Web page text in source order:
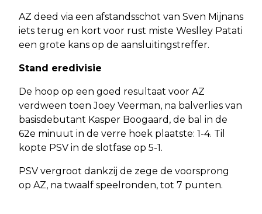
AZ deed via een afstandsschot van Sven Mijnans
iets terug en kort voor rust miste Weslley Patati
een grote kans op de aansluitingstreffer.
Stand eredivisie
De hoop op een goed resultaat voor AZ
verdween toen Joey Veerman, na balverlies van
basisdebutant Kasper Boogaard, de bal in de
62e minuut in de verre hoek plaatste: 1-4. Til
kopte PSV in de slotfase op 5-1.
PSV vergroot dankzij de zege de voorsprong
op AZ, na twaalf speelronden, tot 7 punten.